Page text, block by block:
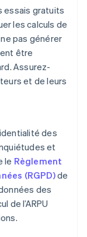
essais gratuits
les calculs de
pas générer
être
Assurez-
et de leurs
des
et
le Règlement
(RGPD)de
des
de l’ARPU